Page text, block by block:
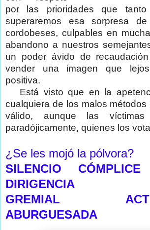
por las prioridades que tanto
superaremos esa sorpresa
cordobeses, culpables en
abandono a nuestros
un poder ávido de
vender una imagen que
positiva.
Está visto que en la
cualquiera de los malos métodos
válido, aunque las víctimas
paradójicamente, quienes los
¿Se les mojó la pólvora?
SILENCIO
DIRIGENCIA
GREMIAL
ABURGUESADA